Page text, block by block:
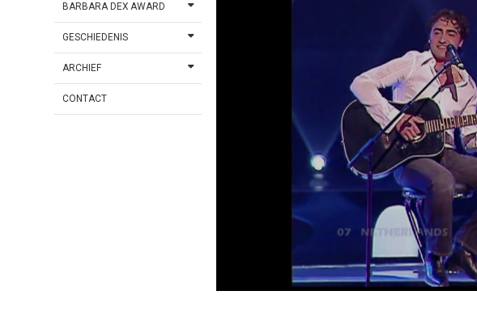
BARBARA DEX AWARD
GESCHIEDENIS
ARCHIEF
CONTACT